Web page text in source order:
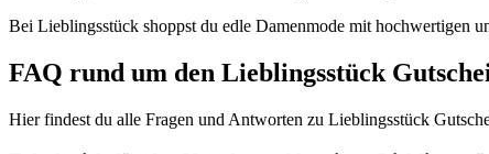
Bei Lieblingsstück shoppst du edle Damenmode mit hochwertigen
FAQ rund um den Lieblingsstück
Hier findest du alle Fragen und Antworten zu Lieblingsstück